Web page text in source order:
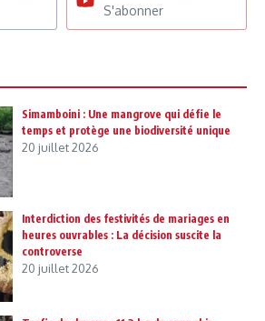
S'abonner
Simamboini : Une mangrove qui défie le
temps et protège une biodiversité unique
20 juillet 2026
Interdiction des festivités de mariages en
heures ouvrables : La décision suscite la
controverse
20 juillet 2026